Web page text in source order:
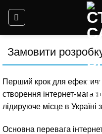
Замовити
Перший крок для
створення інтернет-
лідируюче місце в
Основна перевага